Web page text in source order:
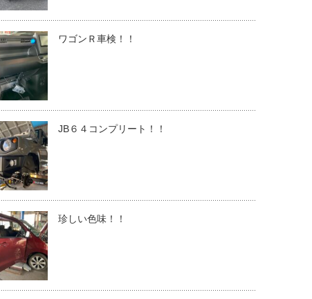
ワゴンＲ車検！！
JB６４コンプリート！！
珍しい色味！！